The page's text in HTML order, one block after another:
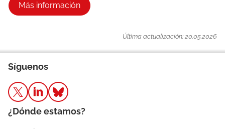
Más información
Última actualización: 20.05.2026
Síguenos
¿Dónde estamos?